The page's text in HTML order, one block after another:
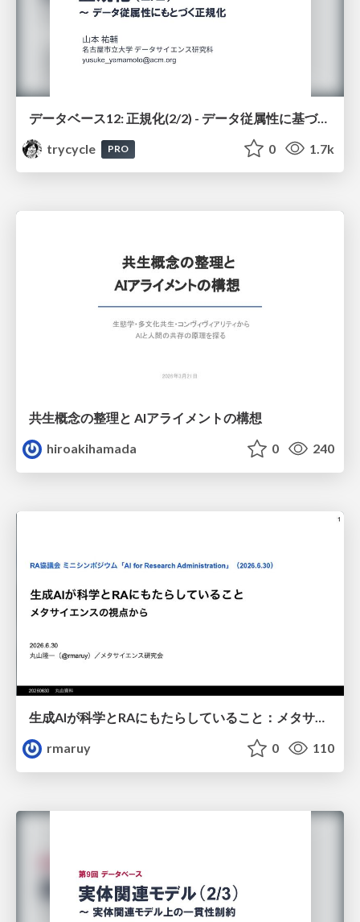
データベース12: 正規化(2/2) - データ従属性に基づく正規化
trycycle
PRO 0 1.7k
共生概念の整理と AIアライメントの構想
hiroakihamada
0 240
生成AIが科学とRAにもたらしていること：メタサイエンスの視点から
rmaruy
0 110